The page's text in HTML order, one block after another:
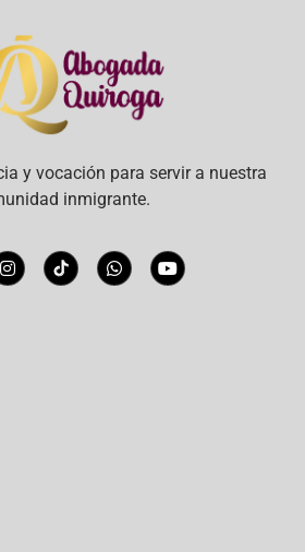
y vocación para servir a nuestra
inmigrante.